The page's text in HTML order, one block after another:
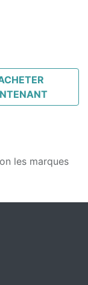
les marques